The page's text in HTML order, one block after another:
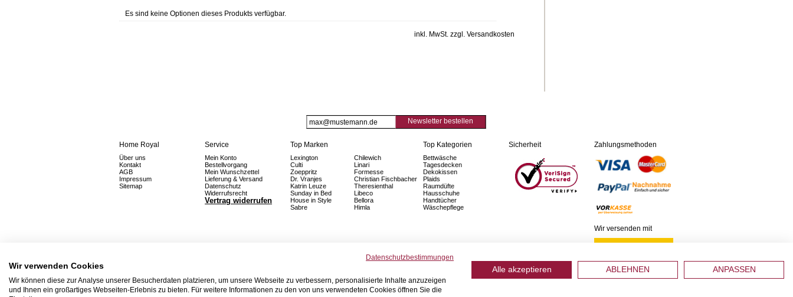
Es sind keine Optionen dieses Produkts verfügbar.
inkl. MwSt. zzgl. Versandkosten
Newsletter bestellen
Home Royal
Über uns
Kontakt
AGB
Impressum
Sitemap
Service
Mein Konto
Bestellvorgang
Mein Wunschzettel
Lieferung & Versand
Datenschutz
Widerrufsrecht
Vertrag widerrufen
Top Marken
Lexington
Chilewich
Culti
Linari
Zoeppritz
Formesse
Dr. Vranjes
Christian Fischbacher
Katrin Leuze
Theresienthal
Sunday in Bed
Libeco
House in Style
Bellora
Sabre
Himla
Top Kategorien
Bettwäsche
Tagesdecken
Dekokissen
Plaids
Raumdüfte
Hausschuhe
Handtücher
Wäschepflege
Sicherheit Zahlungsmethoden
Wir versenden mit
Datenschutzbestimmungen
Wir verwenden Cookies
Wir können diese zur Analyse unserer Besucherdaten platzieren, um unsere Webseite zu verbessern, personalisierte Inhalte anzuzeigen
und Ihnen ein großartiges Webseiten-Erlebnis zu bieten. Für weitere Informationen zu den von uns verwendeten Cookies öffnen Sie die
Alle akzeptieren ABLEHNEN ANPASSEN